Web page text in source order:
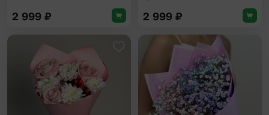
2 999 ₽ 2 999 ₽
Добавить в избранное